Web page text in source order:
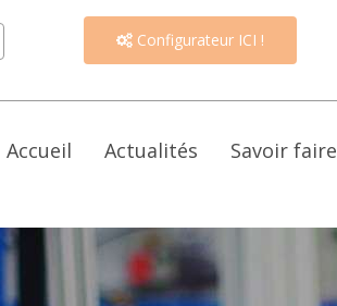
 Configurateur ICI !
Accueil Actualités Savoir faire